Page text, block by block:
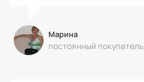
Марина
постоянный покупатель